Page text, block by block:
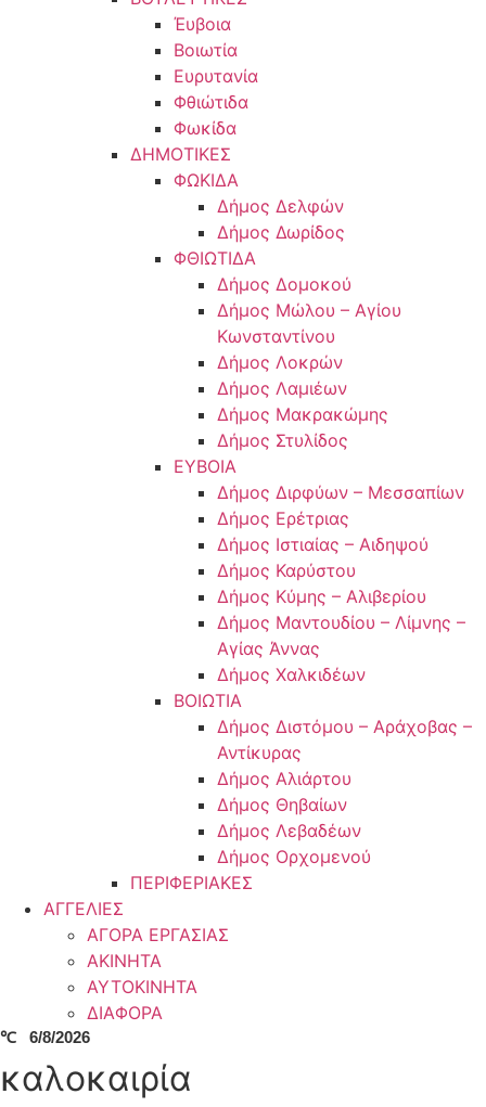
Έυβοια
Βοιωτία
Ευρυτανία
Φθιώτιδα
Φωκίδα
ΔΗΜΟΤΙΚΕΣ
ΦΩΚΙΔΑ
Δήμος Δελφών
Δήμος Δωρίδος
ΦΘΙΩΤΙΔΑ
Δήμος Δομοκού
Δήμος Μώλου – Αγίου
Κωνσταντίνου
Δήμος Λοκρών
Δήμος Λαμιέων
Δήμος Μακρακώμης
Δήμος Στυλίδος
ΕΥΒΟΙΑ
Δήμος Διρφύων – Μεσσαπίων
Δήμος Ερέτριας
Δήμος Ιστιαίας – Αιδηψού
Δήμος Καρύστου
Δήμος Κύμης – Αλιβερίου
Δήμος Μαντουδίου – Λίμνης –
Αγίας Άννας
Δήμος Χαλκιδέων
ΒΟΙΩΤΙΑ
Δήμος Διστόμου – Αράχοβας –
Αντίκυρας
Δήμος Αλιάρτου
Δήμος Θηβαίων
Δήμος Λεβαδέων
Δήμος Ορχομενού
ΠΕΡΙΦΕΡΙΑΚΕΣ
ΑΓΓΕΛΙΕΣ
ΑΓΟΡΑ ΕΡΓΑΣΙΑΣ
ΑΚΙΝΗΤΑ
ΑΥΤΟΚΙΝΗΤΑ
ΔΙΑΦΟΡΑ
℃ 6/8/2026
καλοκαιρία